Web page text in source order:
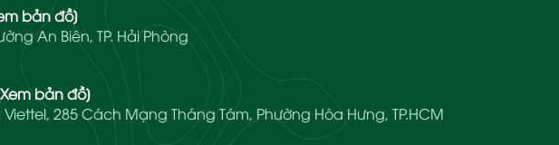
bản đồ]
An Biên, TP. Hải Phòng
bản đồ]
285 Cách Mạng Tháng Tám, Phường Hòa Hưng, TP.HCM